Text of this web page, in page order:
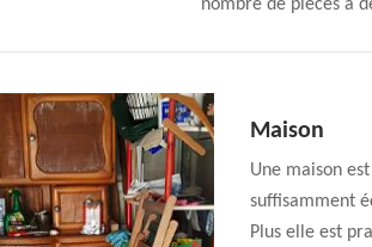
nombre de pièces à
Maison
Une maison
suffisamment
Plus elle est